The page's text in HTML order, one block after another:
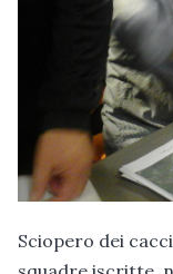
Sciopero dei